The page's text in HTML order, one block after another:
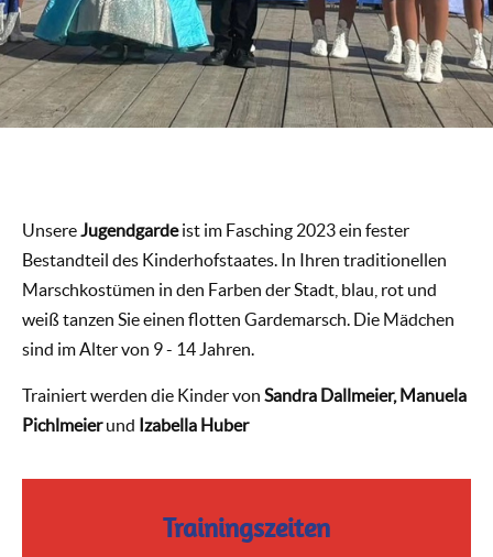
UnsereJugendgardeist im Fasching 2023 ein fester
Bestandteil des Kinderhofstaates. In Ihren traditionellen
Marschkostümen in den Farben der Stadt, blau, rot und
weiß tanzen Sie einen flotten Gardemarsch. Die Mädchen
sind im Alter von 9 - 14 Jahren.
Trainiert werden die Kinder von Sandra Dallmeier, Manuela
Pichlmeierund Izabella Huber
Trainingszeiten